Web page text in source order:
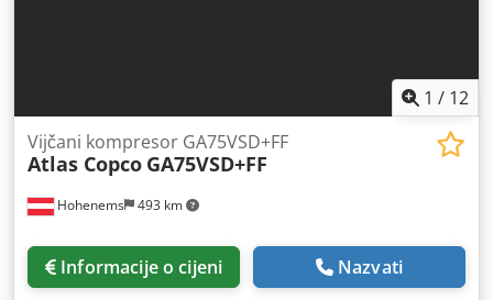
1 / 12
Hohenems 493 km
Vijčani kompresor GA75VSD+FF
Atlas Copco GA75VSD+FF
Informacije o cijeni Nazvati